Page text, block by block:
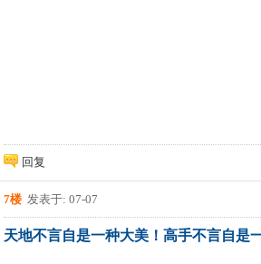
回复
7楼 发表于: 07-07
天地不言自是一种大美！高手不言自是